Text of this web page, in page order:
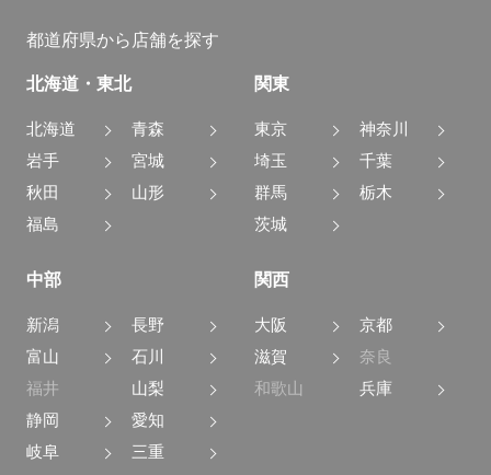
都道府県から店舗を探す
北海道・東北
北海道
青森
岩手
宮城
秋田
山形
福島
関東
東京
神奈川
埼玉
千葉
群馬
栃木
茨城
中部
新潟
長野
富山
石川
福井
山梨
静岡
愛知
岐阜
三重
関西
大阪
京都
滋賀
奈良
和歌山
兵庫